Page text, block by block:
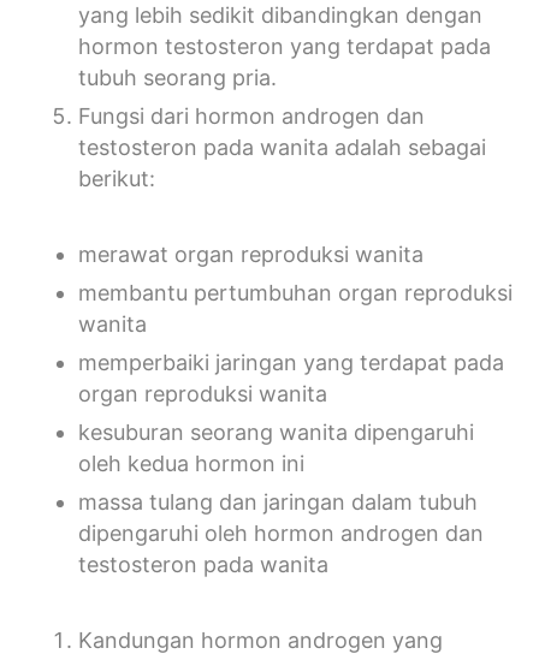
yang lebih sedikit dibandingkan dengan
hormon testosteron yang terdapat pada
tubuh seorang pria.
Fungsi dari hormon androgen dan
testosteron pada wanita adalah sebagai
berikut:
merawat organ reproduksi wanita
membantu pertumbuhan organ reproduksi
wanita
memperbaiki jaringan yang terdapat pada
organ reproduksi wanita
kesuburan seorang wanita dipengaruhi
oleh kedua hormon ini
massa tulang dan jaringan dalam tubuh
dipengaruhi oleh hormon androgen dan
testosteron pada wanita
Kandungan hormon androgen yang